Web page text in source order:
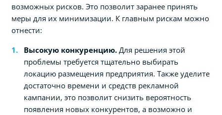
возможных рисков. Это позволит заранее принять
меры для их минимизации. К главным рискам можно
отнести:
Высокую конкуренцию. Для решения этой
проблемы требуется тщательно выбирать
локацию размещения предприятия. Также уделите
достаточно времени и средств рекламной
кампании, это позволит снизить вероятность
появления новых конкурентов, а возможно и